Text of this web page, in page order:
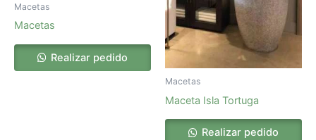
Macetas
Macetas
Realizar pedido
Macetas
Maceta Isla Tortuga
Realizar pedido